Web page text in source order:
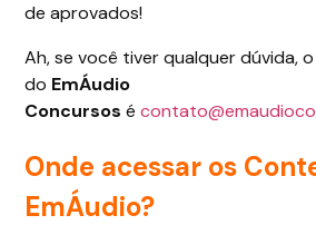
de aprovados!
Ah, se você tiver qualquer dúvida,
do EmÁudio
Concursos é
Onde acessar os
EmÁudio?